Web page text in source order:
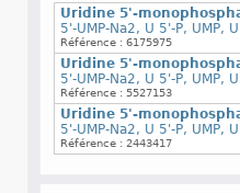
Uridine 5'-
5'-UMP-Na2, U 5'-P, UMP,
Référence : 6175975
Uridine 5'-
5'-UMP-Na2, U 5'-P, UMP,
Référence : 5527153
Uridine 5'-
5'-UMP-Na2, U 5'-P, UMP,
Référence : 2443417